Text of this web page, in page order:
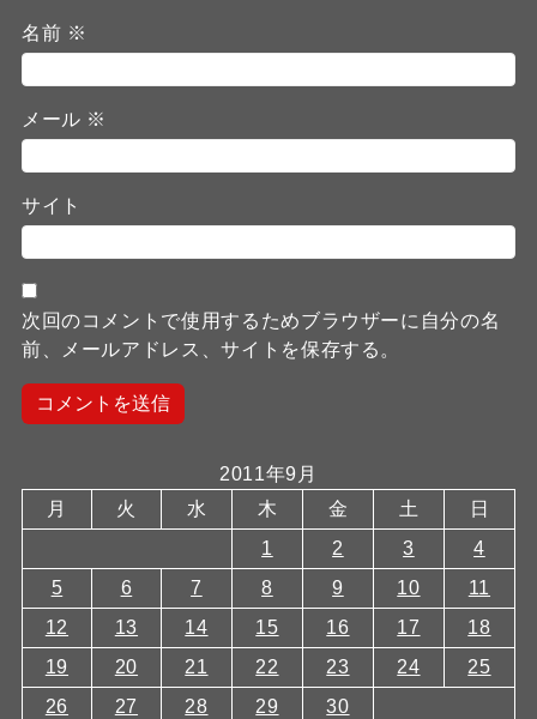
名前 ※
メール ※
サイト
次回のコメントで使用するためブラウザーに自分の名
前、メールアドレス、サイトを保存する。
2011年9月
月
火 水 木 金 土
日
1
2 3
4
5
6 7 8 9 10
11
12
13 14 15 16 17
18
19
20 21 22 23 24
25
26
27 28 29 30